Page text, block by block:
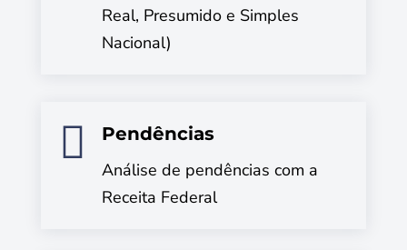
Real, Presumido e Simples
Nacional)

Pendências
Análise de pendências com a
Receita Federal